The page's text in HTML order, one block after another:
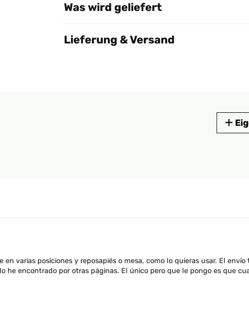
Was wird geliefert
Lieferung & Versand
varias posiciones y reposapiés o mesa, como lo quieras usar. El
he encontrado por otras páginas. El único pero que le pongo es que